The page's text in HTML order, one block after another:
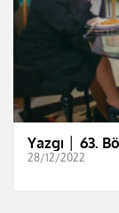
Yazgı │ 63.
28/12/2022